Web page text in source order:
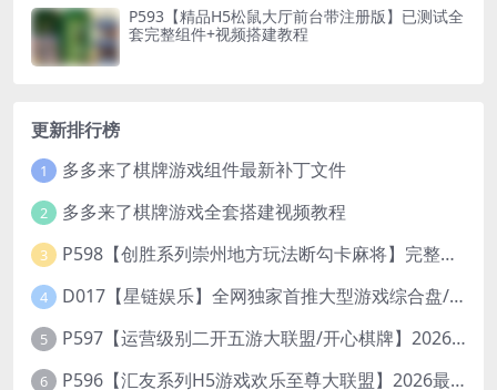
P593【精品H5松鼠大厅前台带注册版】已测试全
套完整组件+视频搭建教程
更新排行榜
1 多多来了棋牌游戏组件最新补丁文件
2 多多来了棋牌游戏全套搭建视频教程
3 P598【创胜系列崇州地方玩法断勾卡麻将】完整服务器组件+双端APP+授权机+通用视频教程
4 D017【星链娱乐】全网独家首推大型游戏综合盘/体育/PG/电竟/电玩大型综合体
5 P597【运营级别二开五游大联盟/开心棋牌】2026最新整理完整服务器组件+双端APP+完美AI机器人+超详细视频教程
6 P596【汇友系列H5游戏欢乐至尊大联盟】2026最新整理Linux系统最新组件+搭建教程